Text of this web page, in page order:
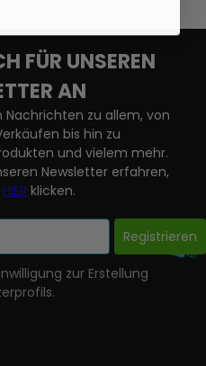
FÜR UNSEREN
AN
Nachrichten zu allem, von
bis hin zu
und vielem mehr.
Newsletter erfahren,
HIER klicken.
Registrieren
zur Erstellung